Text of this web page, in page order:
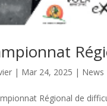
| Mar 24, 2025 | News
Régional de